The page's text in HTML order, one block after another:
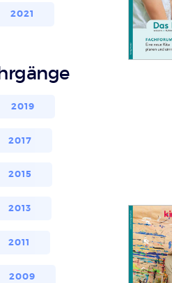
2021
2019
2017
2015
2013
2011
2009